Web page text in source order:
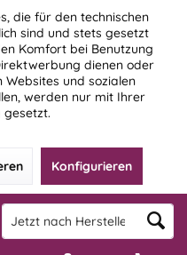
die für den technischen
sind und stets gesetzt
Komfort bei Benutzung
dienen oder
und sozialen
werden nur mit Ihrer
gesetzt.
Konfigurieren